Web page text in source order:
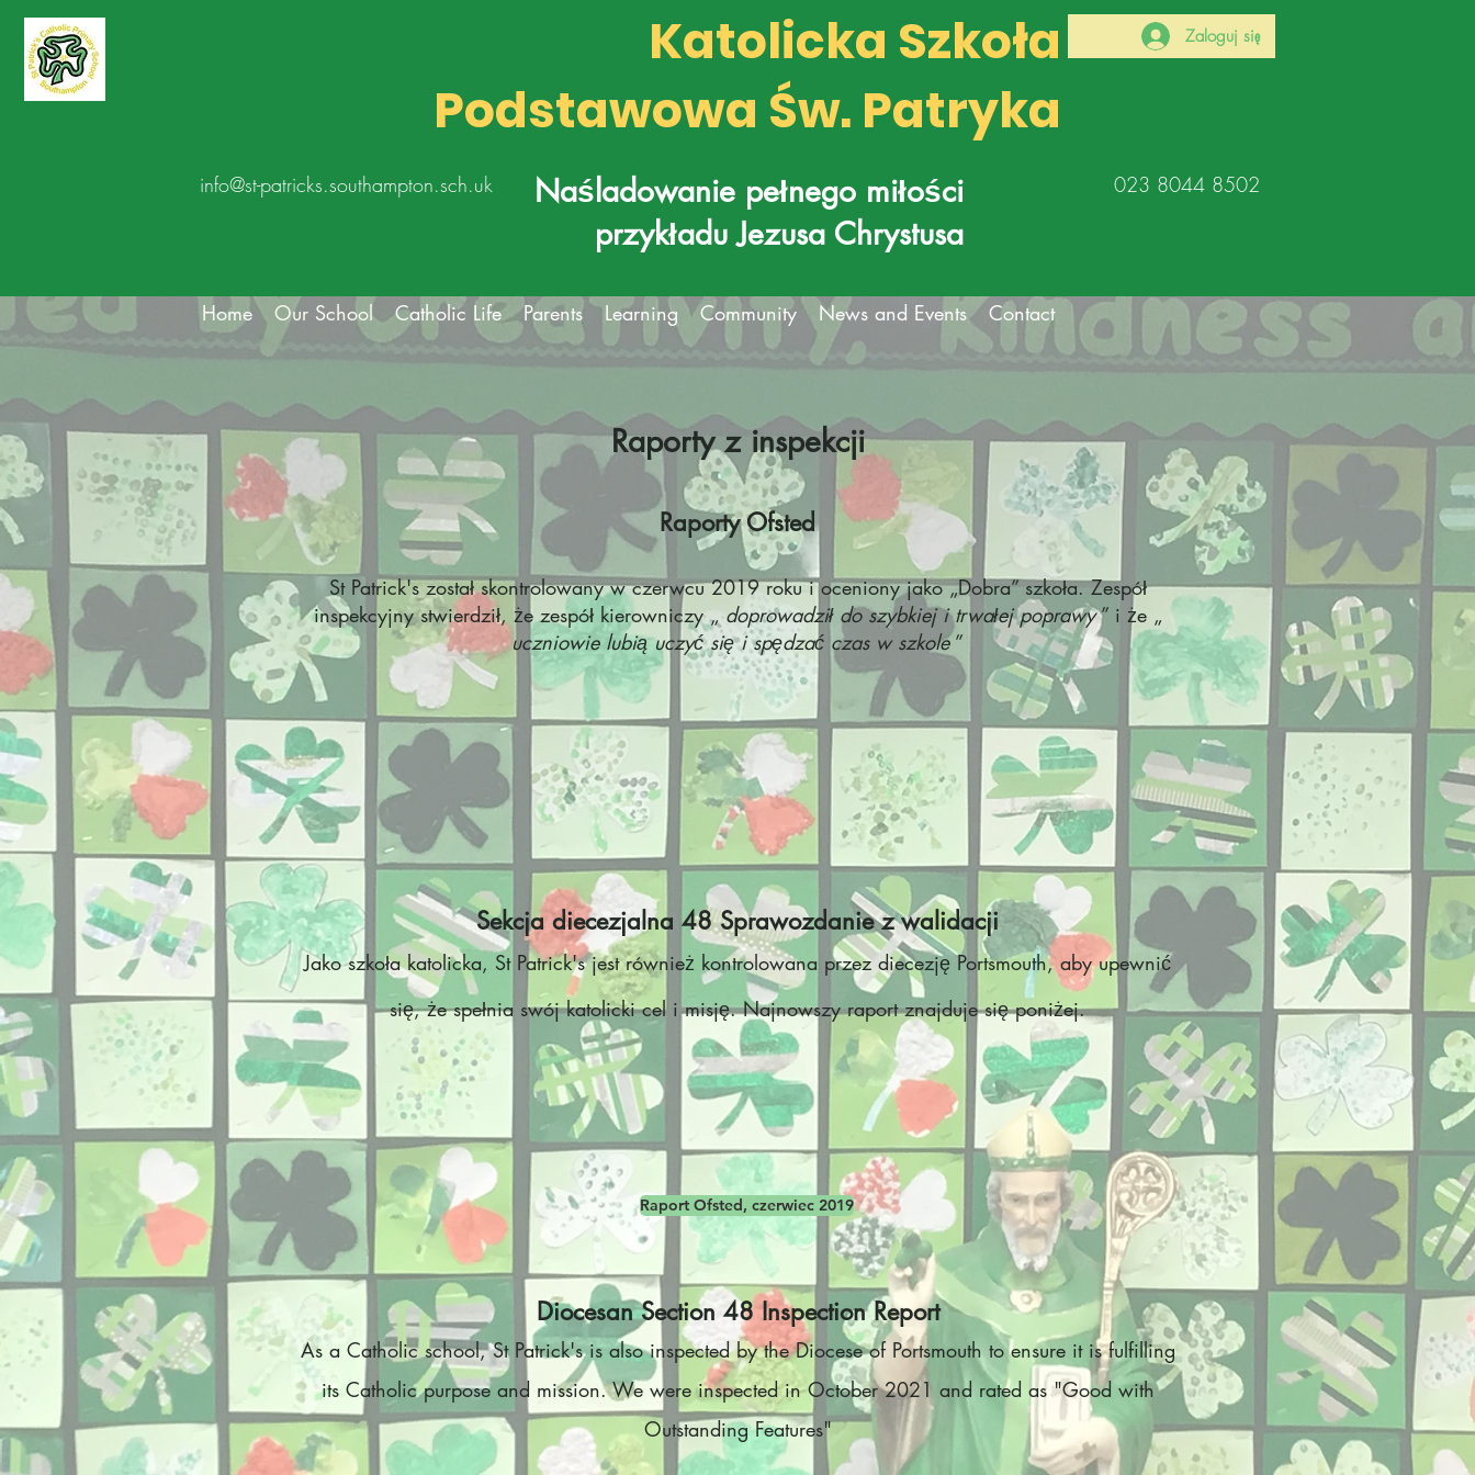
Katolicka Szkoła
Podstawowa Św. Patryka
info@st-patricks.southampton.sch.uk
Naśladowanie pełnego miłości
przykładu Jezusa Chrystusa
Zaloguj się
023 8044 8502
Home Our School Catholic Life Parents Learning Community News and Events Contact
Raporty z inspekcji
Raporty Ofsted
St Patrick's został skontrolowany w czerwcu 2019 roku i oceniony jako „Dobra” szkoła. Zespół
inspekcyjny stwierdził, że zespół kierowniczy „doprowadził do szybkiej i trwałej poprawy” i że „
uczniowie lubią uczyć się i spędzać czas w szkole”
Sekcja diecezjalna 48 Sprawozdanie z walidacji
Jako szkoła katolicka, St Patrick's jest również kontrolowana przez diecezję Portsmouth, aby upewnić
się, że spełnia swój katolicki cel i misję. Najnowszy raport znajduje się poniżej.
Raport Ofsted, czerwiec 2019
Diocesan Section 48 Inspection Report
As a Catholic school, St Patrick's is also inspected by the Diocese of Portsmouth to ensure it is fulfilling
its Catholic purpose and mission. We were inspected in October 2021 and rated as "Good with
Outstanding Features"